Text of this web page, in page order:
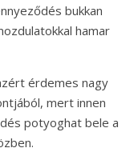
bukkan
hamar
érdemes nagy
mert innen
potyoghat bele a